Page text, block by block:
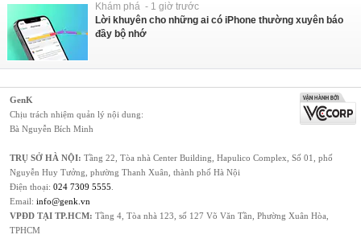
Khám phá - 1 giờ trước
Lời khuyên cho những ai có iPhone thường xuyên báo
đầy bộ nhớ
GenK
Chịu trách nhiệm quản lý nội dung:
Bà Nguyễn Bích Minh
TRỤ SỞ HÀ NỘI: Tầng 22, Tòa nhà Center Building, Hapulico Complex, Số 01, phố
Nguyễn Huy Tưởng, phường Thanh Xuân, thành phố Hà Nội
Điện thoại: 024 7309 5555
Email: info@genk.vn
VPĐD TẠI TP.HCM: Tầng 4, Tòa nhà 123, số 127 Võ Văn Tần, Phường Xuân Hòa,
TPHCM